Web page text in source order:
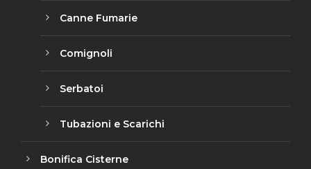
Canne Fumarie
Comignoli
Serbatoi
Tubazioni e Scarichi
Bonifica Cisterne